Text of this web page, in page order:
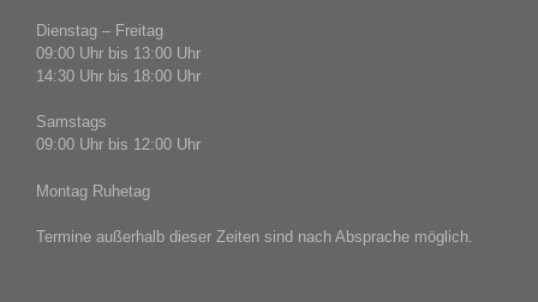
Dienstag – Freitag
09:00 Uhr bis 13:00 Uhr
14:30 Uhr bis 18:00 Uhr
Samstags
09:00 Uhr bis 12:00 Uhr
Montag Ruhetag
Termine außerhalb dieser Zeiten sind nach Absprache möglich.